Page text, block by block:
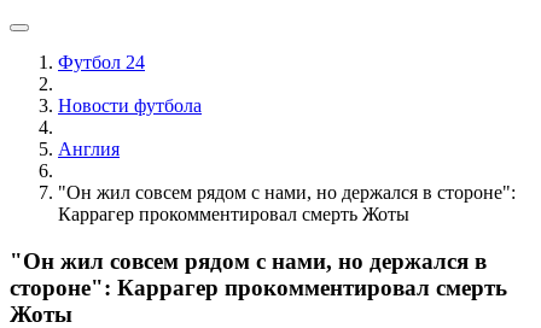
Футбол 24
Новости футбола
Англия
"Он жил совсем рядом с нами, но держался в стороне":
Каррагер прокомментировал смерть Жоты
"Он жил совсем рядом с нами, но держался в
стороне": Каррагер прокомментировал смерть
Жоты